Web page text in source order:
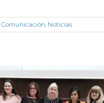
Comunicación, Noticias